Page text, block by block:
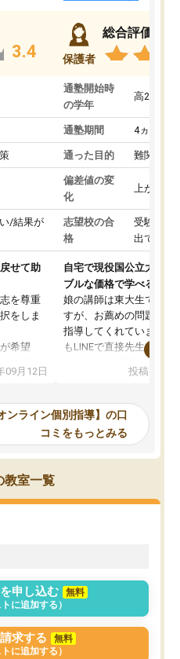
3.4
/結果が
せて助
を尊重
をしま
希望
ど選ぶ
良いか
きま
方で決
語帳の
れる形
り、あ
塾に通
も取り
かった
09月12日
保護者
総合評価
通塾開始時
の学年
高2
通塾期間 4ヵ月～1
通った目的 難関私立
偏差値の変
化
上がった
志望校の合
格
受験して
出ていな
自宅で現役国公立大学生
ブルな価格で学べる
娘の講師は東大生では無
すが、お薦めの問題集や
指導してくれています。
もLINEで直接先生に質問
めれるので、個人に合
いなのがあり(有料)、受
ことをどんなスケジュー
くか相談したのですが、
ち期待したものではなく
くなってきたようなので
投稿日：
ンライン個別指導】の口
コミをもっとみる
教室一覧
申し込む
無料
トに追加する）
求する
無料
トに追加する）